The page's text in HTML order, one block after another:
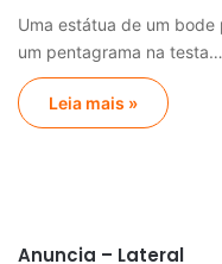
Uma estátua de um
um pentagrama na testa…
Leia mais »
Anuncia – Lateral